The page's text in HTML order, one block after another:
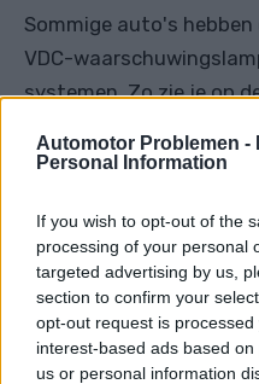
Automotor Problemen -
Personal Information
If you wish to opt-out of the
processing of your personal
targeted advertising by us,
section to confirm your
opt-out request is
interest-based ads based
us or personal information
Sommige auto's
VDC-
systemen. Zo zie je op
gebruikt BMW een
identiek is aan andere
stabilisatiesystemen.
naam.